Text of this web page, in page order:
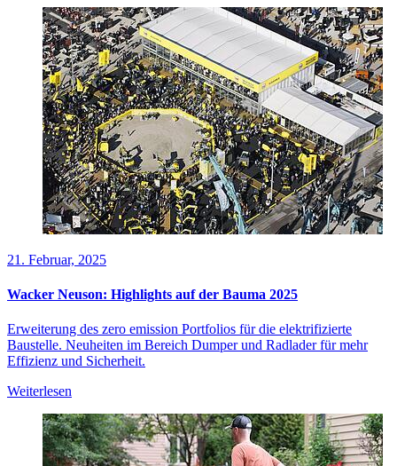
21. Februar, 2025
Wacker Neuson: Highlights auf der Bauma 2025
Erweiterung des zero emission Portfolios für die elektrifizierte
Baustelle. Neuheiten im Bereich Dumper und Radlader für mehr
Effizienz und Sicherheit.
Weiterlesen